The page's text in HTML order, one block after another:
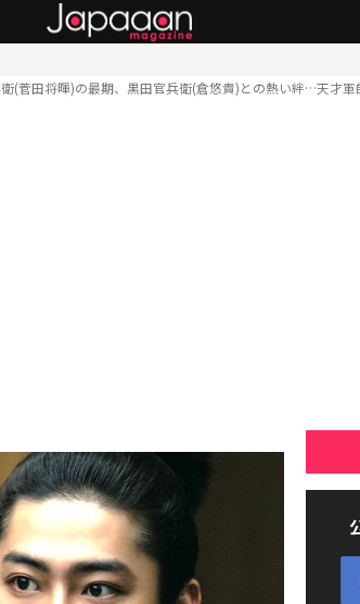
衛(菅田将暉)の最期、黒田官兵衛(倉悠貴)との熱い絆…天才